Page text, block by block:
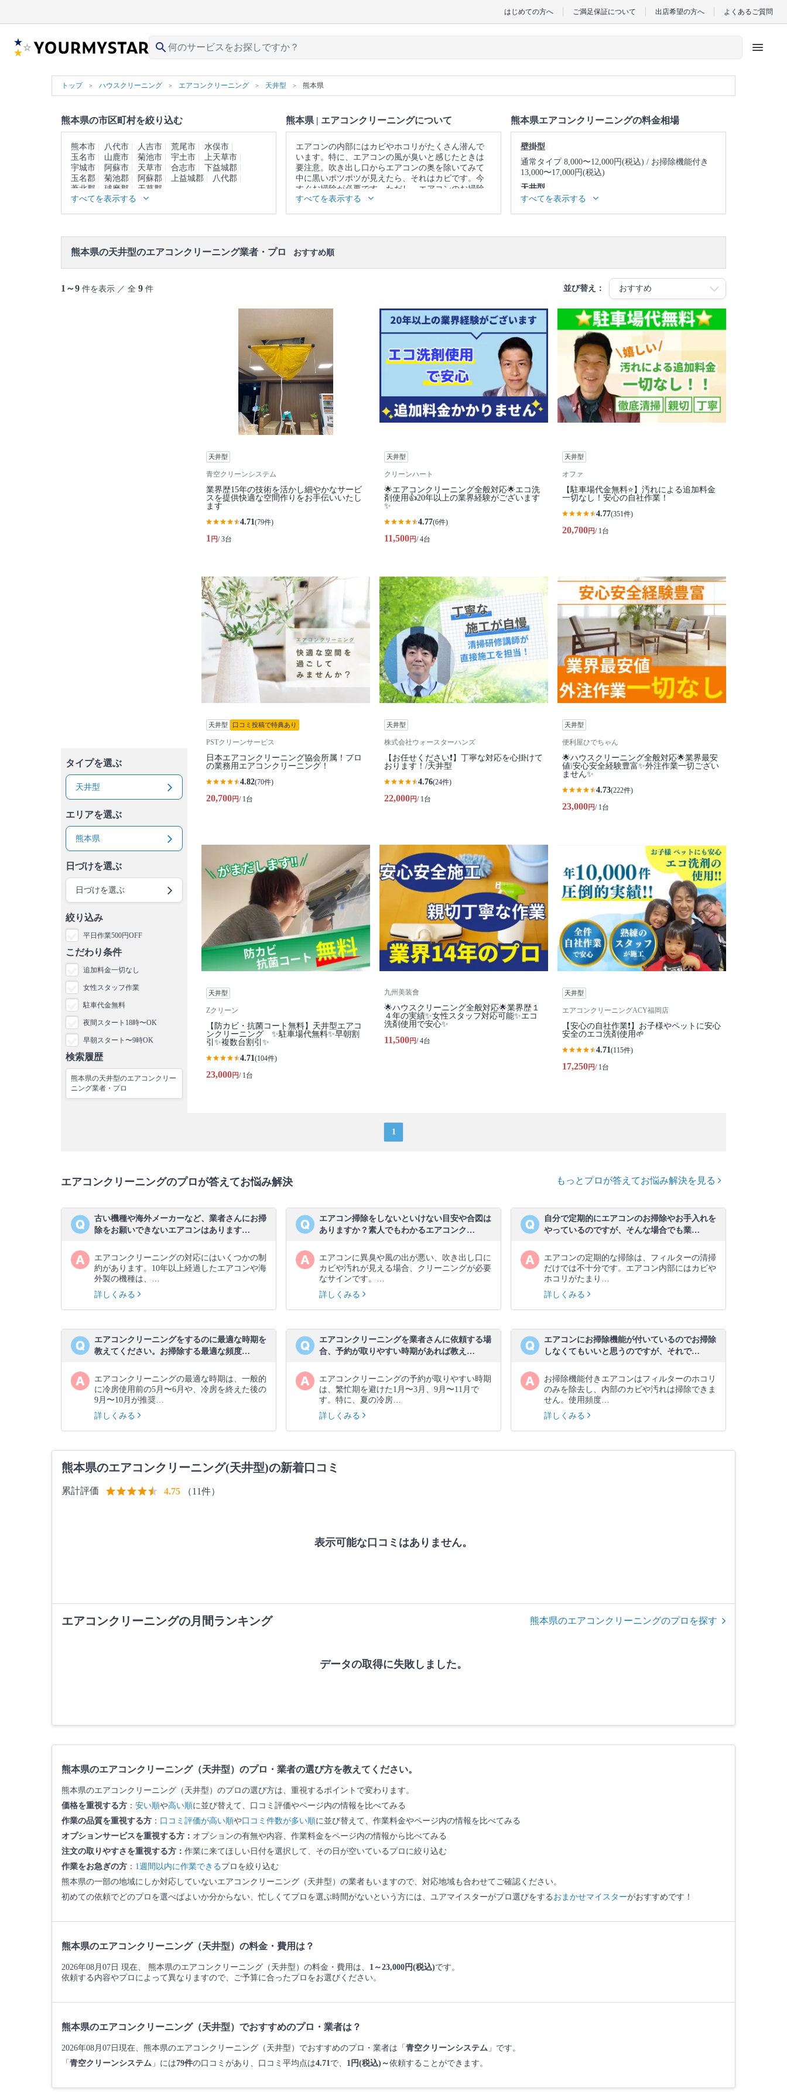
はじめての方へ ご満足保証について 出店希望の方へ よくあるご質問
search menu
トップ ハウスクリーニング エアコンクリーニング 天井型 熊本県
熊本県の市区町村を絞り込む
熊本市 八代市 人吉市 荒尾市
水俣市
玉名市
山鹿市 菊池市 宇土市
上天草市
宇城市
阿蘇市 天草市 合志市
下益城郡
玉名郡
菊池郡 阿蘇郡 上益城郡
八代郡
葦北郡
球磨郡
天草郡
すべてを表示する
熊本県 | エアコンクリーニングについて
エアコンの内部にはカビやホコリがたくさん潜んで
います。特に、エアコンの風が臭いと感じたときは
要注意。吹き出し口からエアコンの奥を除いてみて
中に黒いポツポツが見えたら、それはカビです。今
すぐお掃除が必要です。ただし、エアコンのお掃除
はフィルターをキレイにして終わりではありませ
洗浄してくれるのが、プロのエアコンクリーニング
中から、あなたの条件にあったプロに出会ってくだ
さい。口コミ・写真・日程・料金からあなたにあっ
たプロがきっと見つかります。
▼表示価格に含まれるエアコンクリーニングの作業
範囲
エアコン内部の高圧洗浄 / 外装カバー / フィン（熱交
換器） / ファン / フィルター / ドレンパン / 作業場所
の簡易清掃 / 業務用タイプと家庭用タイプは共通料金
口コミ もご参照ください。
※本ページでは一部プロモーションを含む場合があ
ります。
すべてを表示する
熊本県エアコンクリーニングの料金相場
壁掛型
通常タイプ 8,000〜12,000円(税込)
お掃除機能付き
13,000〜17,000円(税込)
天井型
天井埋め込み型1方向 23,000〜27,000円(税込)
埋め込み型2方向 25,000〜29,000円(税込)
天井埋め
23,000〜27,000円(税込)
すべてを表示する
熊本県の天井型のエアコンクリーニング業者・プロ おすすめ順
1～9 件を表示 ／ 全 9 件 並び替え：
タイプを選ぶ
天井型
エリアを選ぶ
熊本県
日づけを選ぶ
日づけを選ぶ
絞り込み
平日作業500円OFF
こだわり条件
追加料金一切なし
女性スタッフ作業
駐車代金無料
夜間スタート18時〜OK
早朝スタート〜9時OK
検索履歴
熊本県の天井型のエアコンクリー
ニング業者・プロ
天井型
青空クリーンシステム
業界歴15年の技術を活かし細やかなサービ
スを提供快適な空間作りをお手伝いいたし
ます
4.71(79件)
1 円/ 3台
天井型
クリーンハート
🌟エアコンクリーニング全般対応🌟エコ洗
剤使用👍20年以上の業界経験がございます
✨
4.77(6件)
11,500円/ 4台
天井型
オファ
【駐車場代金無料⭐️】汚れによる追加料金
一切なし！安心の自社作業！
4.77(351件)
20,700円/ 1台
天井型 口コミ投稿で特典あり
PSTクリーンサービス
日本エアコンクリーニング協会所属！プロ
の業務用エアコンクリーニング！
4.82(70件)
20,700円/ 1台
天井型
株式会社ウォースターハンズ
【お任せください❗️】丁寧な対応を心掛けて
おります！/天井型
4.76(24件)
22,000円/ 1台
天井型
便利屋ひでちゃん
🌟ハウスクリーニング全般対応🌟業界最安
値❕安心安全経験豊富✨外注作業一切ござい
ません✨
4.73(222件)
23,000円/ 1台
天井型
Zクリーン
【防カビ・抗菌コート無料】天井型エアコ
ンクリーニング ✨駐車場代無料✨早朝割
引✨複数台割引✨
4.71(104件)
23,000円/ 1台
九州美装會
🌟ハウスクリーニング全般対応🌟業界歴１
４年の実績✨女性スタッフ対応可能✨エコ
洗剤使用で安心✨
11,500円/ 4台
天井型
エアコンクリーニングACY福岡店
【安心の自社作業❗️】お子様やペットに安心
安全のエコ洗剤使用🌱
4.71(115件)
17,250円/ 1台
1
エアコンクリーニングのプロが答えてお悩み解決 もっとプロが答えてお悩み解決を見る
古い機種や海外メーカーなど、業者さんにお掃
除をお願いできないエアコンはあります…
エアコンクリーニングの対応にはいくつかの制
約があります。10年以上経過したエアコンや海
外製の機種は、…
詳しくみる
エアコン掃除をしないといけない目安や合図は
ありますか？素人でもわかるエアコンク…
エアコンに異臭や風の出が悪い、吹き出し口に
カビや汚れが見える場合、クリーニングが必要
なサインです。…
詳しくみる
自分で定期的にエアコンのお掃除やお手入れを
やっているのですが、そんな場合でも業…
エアコンの定期的な掃除は、フィルターの清掃
だけでは不十分です。エアコン内部にはカビや
ホコリがたまり…
詳しくみる
エアコンクリーニングをするのに最適な時期を
教えてください。お掃除する最適な頻度…
エアコンクリーニングの最適な時期は、一般的
に冷房使用前の5月〜6月や、冷房を終えた後の
9月〜10月が推奨…
詳しくみる
エアコンクリーニングを業者さんに依頼する場
合、予約が取りやすい時期があれば教え…
エアコンクリーニングの予約が取りやすい時期
は、繁忙期を避けた1月〜3月、9月〜11月で
す。特に、夏の冷房…
詳しくみる
エアコンにお掃除機能が付いているのでお掃除
しなくてもいいと思うのですが、それで…
お掃除機能付きエアコンはフィルターのホコリ
のみを除去し、内部のカビや汚れは掃除できま
せん。使用頻度…
詳しくみる
熊本県のエアコンクリーニング(天井型)の新着口コミ
累計評価 4.75 （11件）
表示可能な口コミはありません。
エアコンクリーニングの月間ランキング 熊本県のエアコンクリーニングのプロを探す
データの取得に失敗しました。
熊本県のエアコンクリーニング（天井型）のプロ・業者の選び方を教えてください。
熊本県のエアコンクリーニング（天井型）のプロの選び方は、重視するポイントで変わります。
価格を重視する方 ： 安い順や高い順に並び替えて、口コミ評価やページ内の情報を比べてみる
作業の品質を重視する方 ： 口コミ評価が高い順や口コミ件数が多い順に並び替えて、作業料金やページ内の情報を比べてみる
オプションサービスを重視する方： オプションの有無や内容、作業料金をページ内の情報から比べてみる
注文の取りやすさを重視する方： 作業に来てほしい日付を選択して、その日が空いているプロに絞り込む
作業をお急ぎの方 ： 1週間以内に作業できるプロを絞り込む
熊本県の一部の地域にしか対応していないエアコンクリーニング（天井型）の業者もいますので、対応地域も合わせてご確認ください。
初めての依頼でどのプロを選べばよいか分からない、忙しくてプロを選ぶ時間がないという方には、ユアマイスターがプロ選びをする おまかせマイスターがおすすめです！
熊本県のエアコンクリーニング（天井型）の料金・費用は？
2026年08月07日 現在、 熊本県のエアコンクリーニング（天井型）の料金・費用は、 1～23,000円(税込)です。
依頼する内容やプロによって異なりますので、ご予算に合ったプロをお選びください。
熊本県のエアコンクリーニング（天井型）でおすすめのプロ・業者は？
2026年08月07日現在、熊本県のエアコンクリーニング（天井型）でおすすめのプロ・業者は「 青空クリーンシステム 」です。
「 青空クリーンシステム 」には79件の口コミがあり、口コミ平均点は4.71 で、 1円(税込)～依頼することができます。